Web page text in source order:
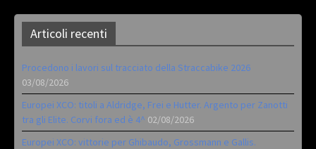
Articoli recenti
Procedono i lavori sul tracciato della Straccabike 2026
03/08/2026
Europei XCO: titoli a Aldridge, Frei e Hutter. Argento per Zanotti
tra gli Elite. Corvi fora ed è 4^ 02/08/2026
Europei XCO: vittorie per Ghibaudo, Grossmann e Gallis.